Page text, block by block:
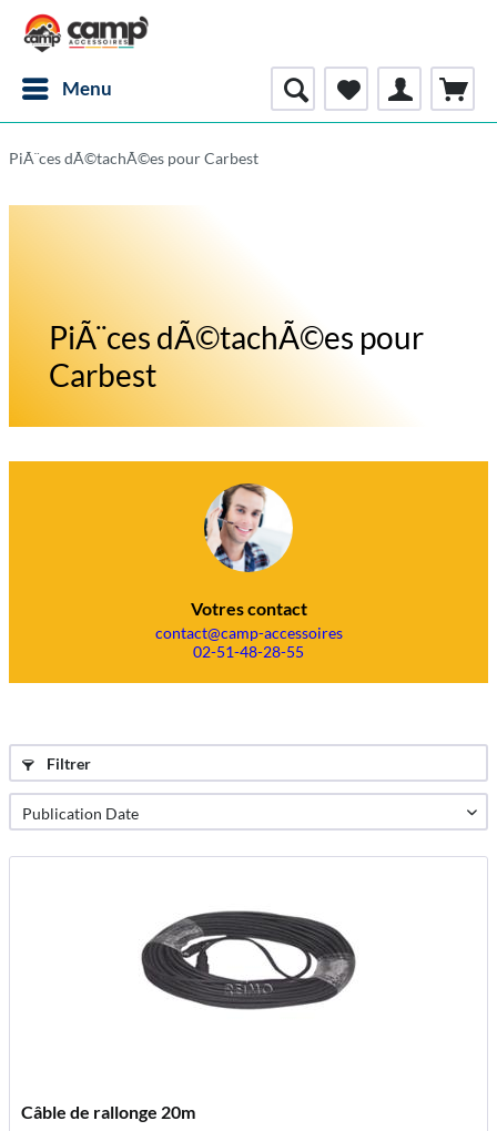
Menu
PiÃ¨ces dÃ©tachÃ©es pour Carbest
PiÃ¨ces dÃ©tachÃ©es pour
Carbest
Votres contact
contact@camp-accessoires
02-51-48-28-55
Filtrer
Câble de rallonge 20m